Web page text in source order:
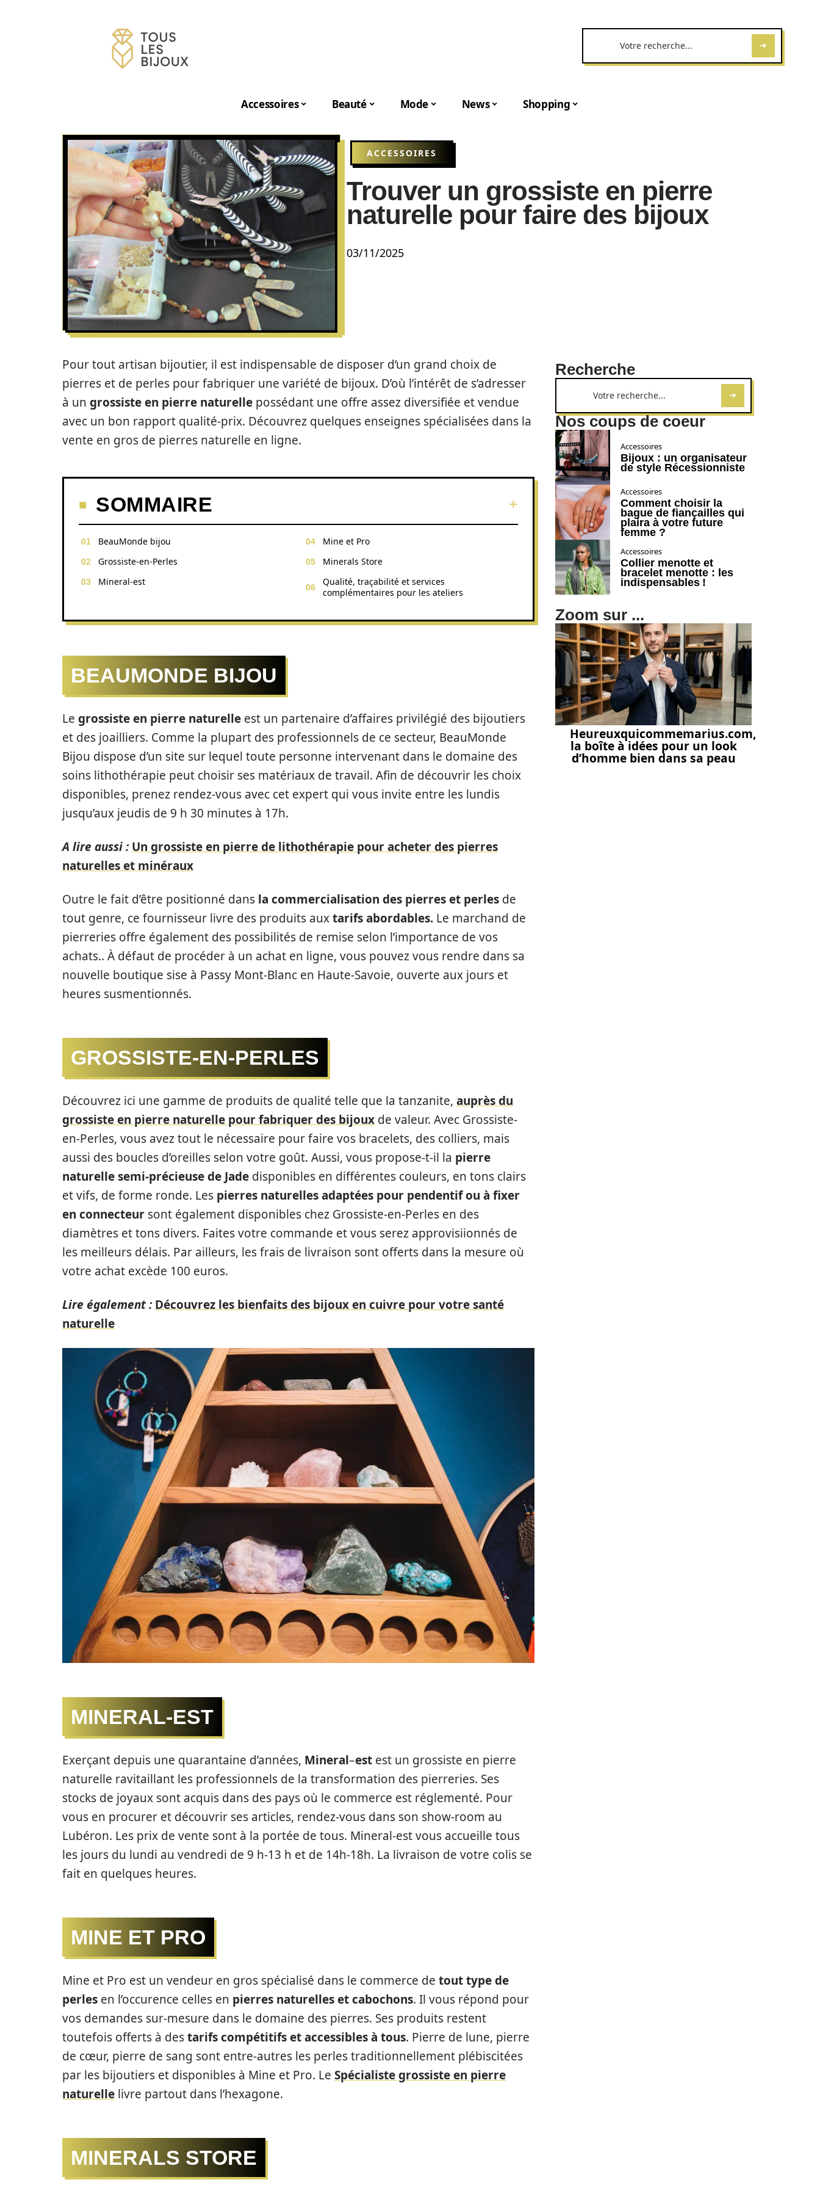
Accessoires Beauté Mode News Shopping
ACCESSOIRES
Trouver un grossiste en pierre
naturelle pour faire des bijoux
03/11/2025
Pour tout artisan bijoutier, il est indispensable de disposer d’un grand choix de
pierres et de perles pour fabriquer une variété de bijoux. D’où l’intérêt de s’adresser
à un grossiste en pierre naturelle possédant une offre assez diversifiée et vendue
avec un bon rapport qualité-prix. Découvrez quelques enseignes spécialisées dans la
vente en gros de pierres naturelle en ligne.
SOMMAIRE
BeauMonde bijou
Grossiste-en-Perles
Mineral-est
Mine et Pro
Minerals Store
Qualité, traçabilité et services
complémentaires pour les ateliers
BEAUMONDE BIJOU
Le grossiste en pierre naturelle est un partenaire d’affaires privilégié des bijoutiers
et des joailliers. Comme la plupart des professionnels de ce secteur, BeauMonde
Bijou dispose d’un site sur lequel toute personne intervenant dans le domaine des
soins lithothérapie peut choisir ses matériaux de travail. Afin de découvrir les choix
disponibles, prenez rendez-vous avec cet expert qui vous invite entre les lundis
jusqu’aux jeudis de 9 h 30 minutes à 17h.
A lire aussi : Un grossiste en pierre de lithothérapie pour acheter des pierres
naturelles et minéraux
Outre le fait d’être positionné dans la commercialisation des pierres et perles de
tout genre, ce fournisseur livre des produits auxtarifs abordables. Le marchand de
pierreries offre également des possibilités de remise selon l’importance de vos
achats.. À défaut de procéder à un achat en ligne, vous pouvez vous rendre dans sa
nouvelle boutique sise à Passy Mont-Blanc en Haute-Savoie, ouverte aux jours et
heures susmentionnés.
GROSSISTE-EN-PERLES
Découvrez ici une gamme de produits de qualité telle que la tanzanite, auprès du
grossiste en pierre naturelle pour fabriquer des bijoux de valeur. Avec Grossiste-
en-Perles, vous avez tout le nécessaire pour faire vos bracelets, des colliers, mais
aussi des boucles d’oreilles selon votre goût. Aussi, vous propose-t-il la pierre
naturelle semi-précieuse de Jade disponibles en différentes couleurs, en tons clairs
et vifs, de forme ronde. Les pierres naturelles adaptées pour pendentif ou à fixer
en connecteur sont également disponibles chez Grossiste-en-Perles en des
diamètres et tons divers. Faites votre commande et vous serez approvisiionnés de
les meilleurs délais. Par ailleurs, les frais de livraison sont offerts dans la mesure où
votre achat excède 100 euros.
Lire également : Découvrez les bienfaits des bijoux en cuivre pour votre santé
naturelle
MINERAL-EST
Exerçant depuis une quarantaine d’années, Mineral–est est un grossiste en pierre
naturelle ravitaillant les professionnels de la transformation des pierreries. Ses
stocks de joyaux sont acquis dans des pays où le commerce est réglementé. Pour
vous en procurer et découvrir ses articles, rendez-vous dans son show-room au
Lubéron. Les prix de vente sont à la portée de tous. Mineral-est vous accueille tous
les jours du lundi au vendredi de 9 h-13 h et de 14h-18h. La livraison de votre colis se
fait en quelques heures.
MINE ET PRO
Mine et Pro est un vendeur en gros spécialisé dans le commerce de tout type de
perles en l’occurence celles en pierres naturelles et cabochons. Il vous répond pour
vos demandes sur-mesure dans le domaine des pierres. Ses produits restent
toutefois offerts à destarifs compétitifs et accessibles à tous. Pierre de lune, pierre
de cœur, pierre de sang sont entre-autres les perles traditionnellement plébiscitées
par les bijoutiers et disponibles à Mine et Pro. Le Spécialiste grossiste en pierre
naturelle livre partout dans l’hexagone.
MINERALS STORE
Recherche
Nos coups de coeur
Accessoires
Bijoux : un organisateur
de style Récessionniste
Accessoires
Comment choisir la
bague de fiançailles qui
plaira à votre future
femme ?
Accessoires
Collier menotte et
bracelet menotte : les
indispensables !
Zoom sur ...
Heureuxquicommemarius.com,
la boîte à idées pour un look
d’homme bien dans sa peau